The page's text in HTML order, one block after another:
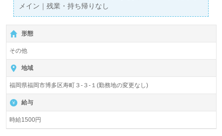
メイン｜残業・持ち帰りなし
形態
その他
地域
福岡県福岡市博多区寿町３-３-１(勤務地の変更なし)
給与
時給1500円